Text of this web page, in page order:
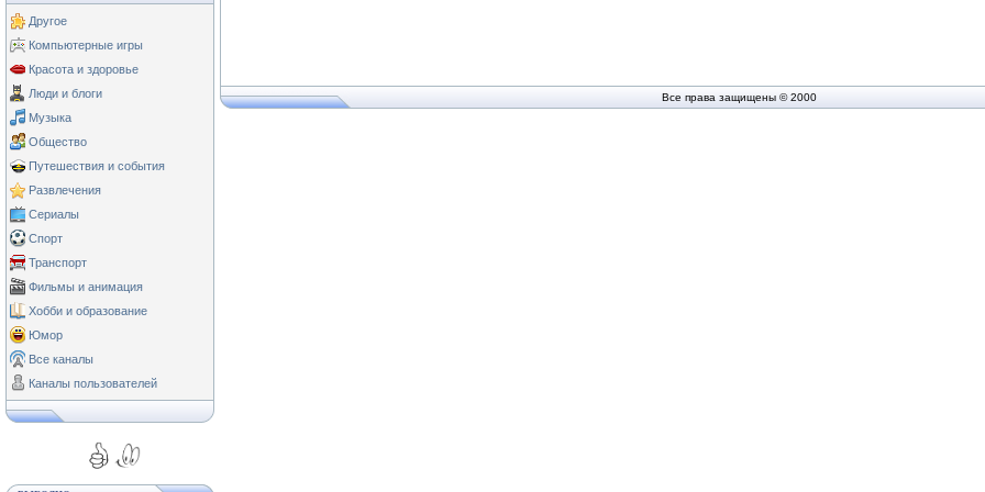
Другое
Компьютерные игры
Красота и здоровье
Люди и блоги
Музыка
Общество
Путешествия и события
Развлечения
Сериалы
Спорт
Транспорт
Фильмы и анимация
Хобби и образование
Юмор
Все каналы
Каналы пользователей
Все права защищены © 2000